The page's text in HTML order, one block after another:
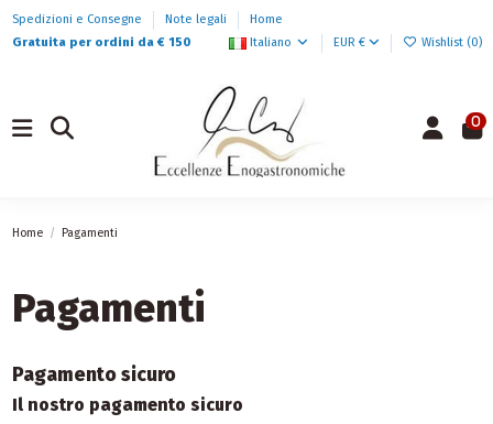
Spedizioni e Consegne Note legali
Home
Gratuita per ordini da € 150
Italiano EUR € Wishlist (0)
0
Home Pagamenti
Pagamenti
Pagamento sicuro
Il nostro pagamento sicuro